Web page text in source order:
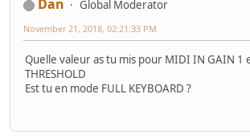
Dan
Global Moderator
November 21, 2018, 02:21:33 PM
Quelle valeur as tu mis pour MIDI IN GAIN 1
THRESHOLD
Est tu en mode FULL KEYBOARD ?